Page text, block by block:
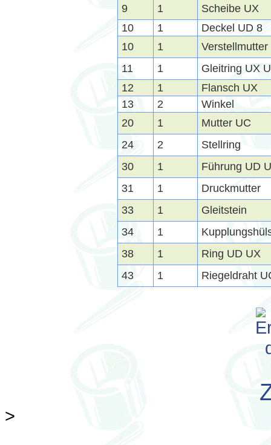
9 1
Scheibe UX
10
1
Deckel UD 8
10
1
Verstellmutter
11
1
Gleitring UX
12
1
Flansch UX
13
2
Winkel
20
1
Mutter UC
24
2
Stellring
30
1
Führung UD
31
1
Druckmutter
33
1
Gleitstein
34
1
38
1
Ring UD UX
43
1 Riegeldraht
>